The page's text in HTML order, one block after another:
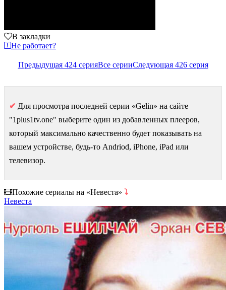
В закладки
Не работает?
Предыдущая 424 серияВсе серииСледующая 426 серия
✔ Для просмотра последней серии «Gelin» на сайте
"1plus1tv.one" выберите один из добавленных плееров,
который максимально качественно будет показывать на
вашем устройстве, будь-то Andriod, iPhone, iPad или
телевизор.
Похожие сериалы на «Невеста» ⤵
Невеста